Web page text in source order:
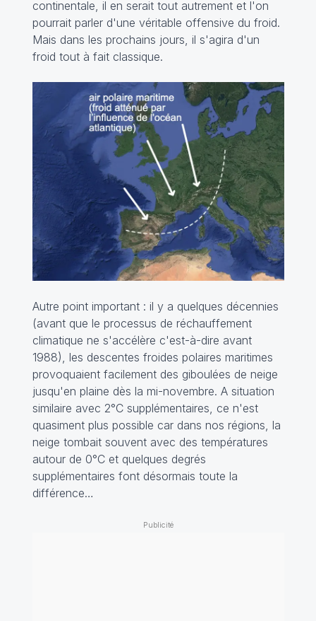
continentale, il en serait tout autrement et l'on
pourrait parler d'une véritable offensive du froid.
Mais dans les prochains jours, il s'agira d'un
froid tout à fait classique.
Autre point important : il y a quelques décennies
(avant que le processus de réchauffement
climatique ne s'accélère c'est-à-dire avant
1988), les descentes froides polaires maritimes
provoquaient facilement des giboulées de neige
jusqu'en plaine dès la mi-novembre. A situation
similaire avec 2°C supplémentaires, ce n'est
quasiment plus possible car dans nos régions, la
neige tombait souvent avec des températures
autour de 0°C et quelques degrés
supplémentaires font désormais toute la
différence…